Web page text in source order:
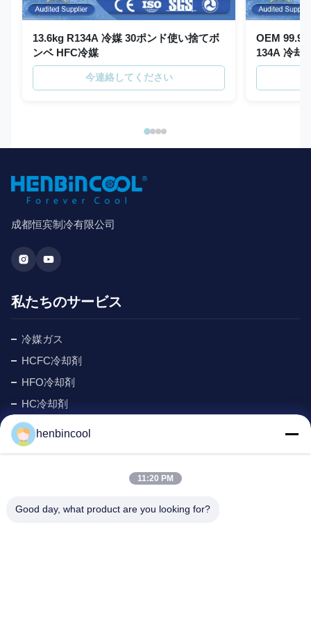
13.6kg R134A 冷媒 30ポンド使い捨てボ
ンベ HFC冷媒
今連絡してください
OEM
134A 冷却
成都恒宾制冷有限公司
私たちのサービス
冷媒ガス
HCFC冷却剤
HFO冷却剤
HC冷却剤
サイクロペンタン 冷却剤
MAPPガス
冷凍部品
henbincool
11:20 PM
Good day, what product are you looking for?